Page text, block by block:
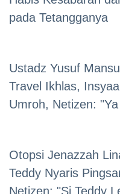
pada Tetangganya
Ustadz Yusuf
Travel Ikhlas,
Umroh, Netizen:
Otopsi Jenazzah
Teddy Nyaris
Netizen: "Si Teddy